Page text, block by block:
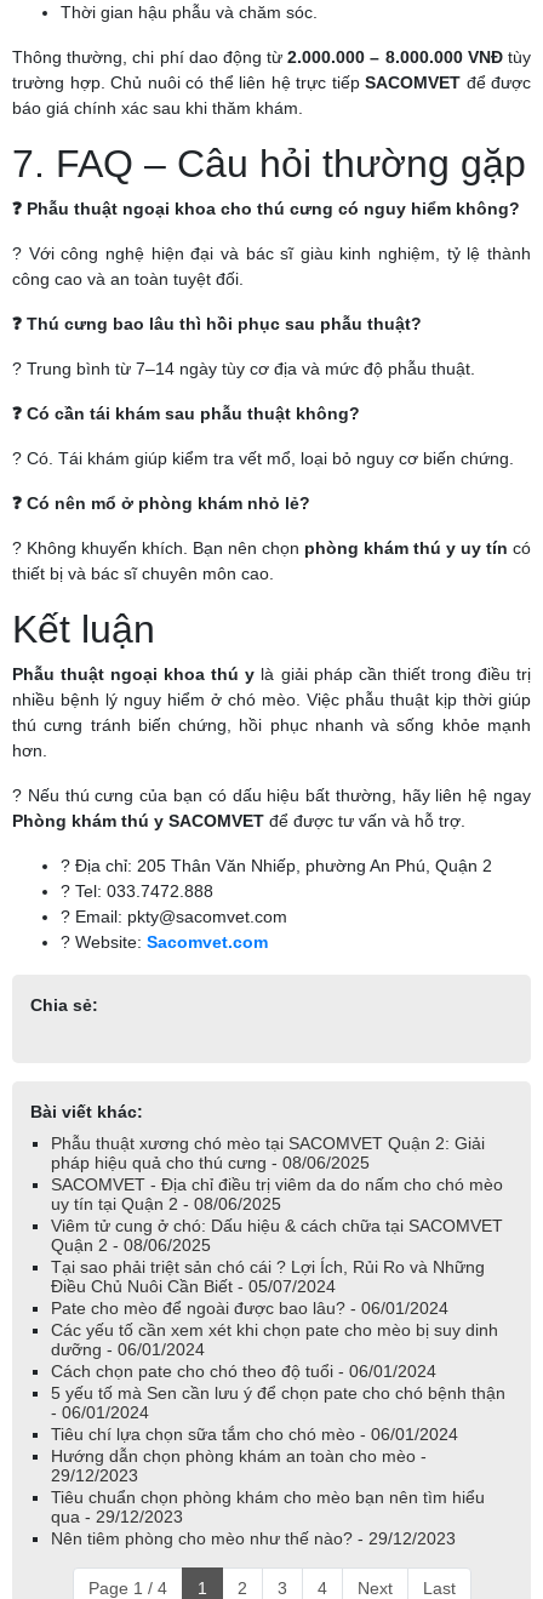
Thời gian hậu phẫu và chăm sóc.
Thông thường, chi phí dao động từ2.000.000 – 8.000.000 VNĐtùy
trường hợp. Chủ nuôi có thể liên hệ trực tiếp SACOMVET để được
báo giá chính xác sau khi thăm khám.
7. FAQ – Câu hỏi thường gặp
❓ Phẫu thuật ngoại khoa cho thú cưng có nguy hiểm không?
? Với công nghệ hiện đại và bác sĩ giàu kinh nghiệm, tỷ lệ thành
công cao và an toàn tuyệt đối.
❓ Thú cưng bao lâu thì hồi phục sau phẫu thuật?
? Trung bình từ 7–14 ngày tùy cơ địa và mức độ phẫu thuật.
❓ Có cần tái khám sau phẫu thuật không?
? Có. Tái khám giúp kiểm tra vết mổ, loại bỏ nguy cơ biến chứng.
❓ Có nên mổ ở phòng khám nhỏ lẻ?
? Không khuyến khích. Bạn nên chọn phòng khám thú y uy tín có
thiết bị và bác sĩ chuyên môn cao.
Kết luận
Phẫu thuật ngoại khoa thú y là giải pháp cần thiết trong điều trị
nhiều bệnh lý nguy hiểm ở chó mèo. Việc phẫu thuật kịp thời giúp
thú cưng tránh biến chứng, hồi phục nhanh và sống khỏe mạnh
hơn.
? Nếu thú cưng của bạn có dấu hiệu bất thường, hãy liên hệ ngay
Phòng khám thú y SACOMVET để được tư vấn và hỗ trợ.
? Địa chỉ: 205 Thân Văn Nhiếp, phường An Phú, Quận 2
? Tel: 033.7472.888
? Email: pkty@sacomvet.com
? Website: Sacomvet.com
Chia sẻ:
Bài viết khác:
Phẫu thuật xương chó mèo tại SACOMVET Quận 2: Giải
pháp hiệu quả cho thú cưng - 08/06/2025
SACOMVET - Địa chỉ điều trị viêm da do nấm cho chó mèo
uy tín tại Quận 2 - 08/06/2025
Viêm tử cung ở chó: Dấu hiệu & cách chữa tại SACOMVET
Quận 2 - 08/06/2025
Tại sao phải triệt sản chó cái ? Lợi Ích, Rủi Ro và Những
Điều Chủ Nuôi Cần Biết - 05/07/2024
Pate cho mèo để ngoài được bao lâu? - 06/01/2024
Các yếu tố cần xem xét khi chọn pate cho mèo bị suy dinh
dưỡng - 06/01/2024
Cách chọn pate cho chó theo độ tuổi - 06/01/2024
5 yếu tố mà Sen cần lưu ý để chọn pate cho chó bệnh thận
- 06/01/2024
Tiêu chí lựa chọn sữa tắm cho chó mèo - 06/01/2024
Hướng dẫn chọn phòng khám an toàn cho mèo -
29/12/2023
Tiêu chuẩn chọn phòng khám cho mèo bạn nên tìm hiểu
qua - 29/12/2023
Nên tiêm phòng cho mèo như thế nào? - 29/12/2023
Page 1 / 4 1 2 3 4 Next Last